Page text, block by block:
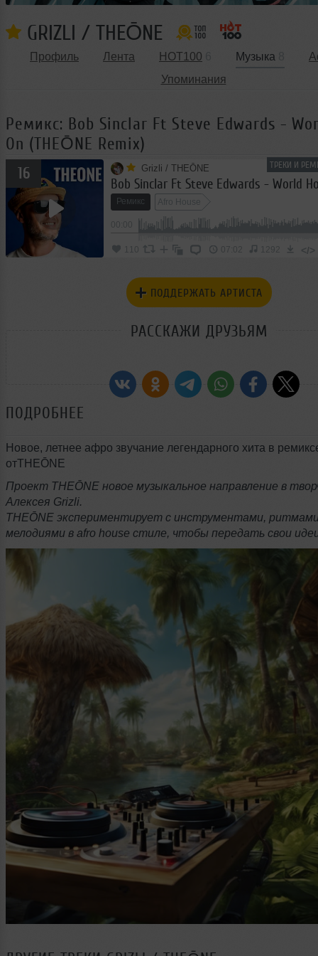
GRIZLI / THEŌNE
Профиль Лента HOT100 Музыка
Упоминания
Ремикс: Bob Sinclar Ft Steve Edwards -
On (THEŌNE Remix)
ТРЕКИ И
16 Grizli / THEŌNE
Ремикс Afro House
07:02 1292 </>
ПОДДЕРЖАТЬ АРТИСТА
РАССКАЖИ ДРУЗЬЯМ
ПОДРОБНЕЕ
Новое, летнее афро звучание легендарного хита в
отTHEŌNE
Проект THEŌNE новое музыкальное направление в
Алексея Grizli.
THEŌNE экспериментирует с инструментами,
мелодиями в afro house стиле, чтобы передать свои